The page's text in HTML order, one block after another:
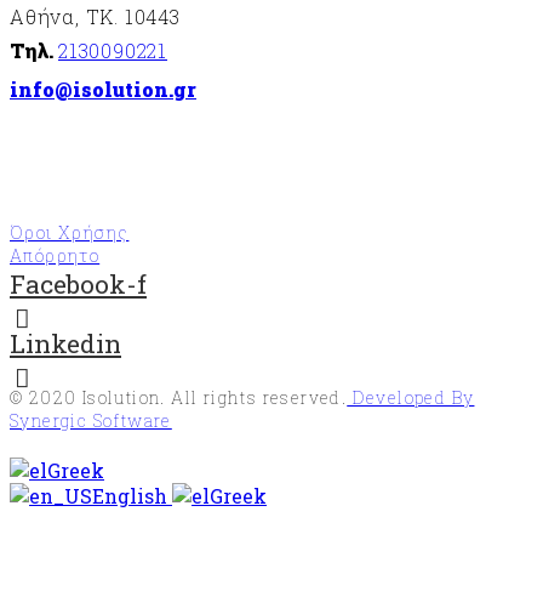
Αθήνα, ΤΚ. 10443
Τηλ.2130090221
info@isolution.gr
Όροι Χρήσης
Απόρρητο
Facebook-f
Linkedin
© 2020 Isolution. All rights reserved. Developed By
Synergic Software
Greek
English
Greek